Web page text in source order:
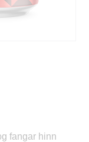
fangar hinn